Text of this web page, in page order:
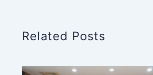
Related Posts